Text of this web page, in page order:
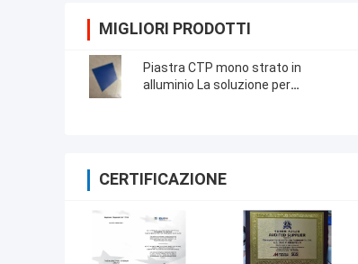
MIGLIORI PRODOTTI
Piastra CTP mono strato in
alluminio La soluzione per
CERTIFICAZIONE